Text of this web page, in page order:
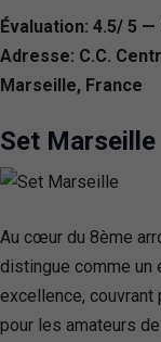
Évaluation: 4.5/ 5 —
Adresse: C.C.
Marseille, France
Set Marseille
Au cœur du 8ème
distingue comme un
excellence, couvrant
pour les amateurs